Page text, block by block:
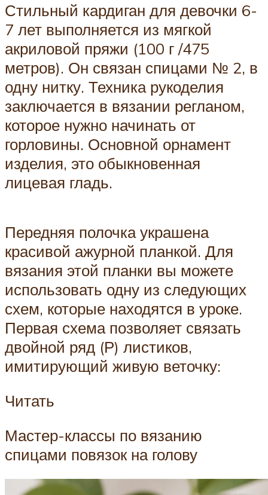
Стильный кардиган для девочки 6-
7 лет выполняется из мягкой
акриловой пряжи (100 г /475
метров). Он связан спицами № 2, в
одну нитку. Техника рукоделия
заключается в вязании регланом,
которое нужно начинать от
горловины. Основной орнамент
изделия, это обыкновенная
лицевая гладь.
Передняя полочка украшена
красивой ажурной планкой. Для
вязания этой планки вы можете
использовать одну из следующих
схем, которые находятся в уроке.
Первая схема позволяет связать
двойной ряд (Р) листиков,
имитирующий живую веточку:
Читать
Мастер-классы по вязанию
спицами повязок на голову